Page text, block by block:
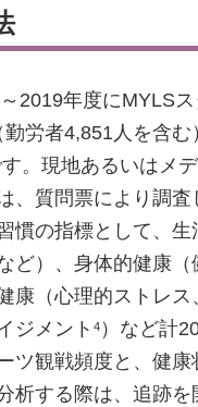
2019年度にMYLSス
勤労者4,851人を含む
。現地あるいはメ
、質問票により調査
慣の指標として、生
ど）、身体的健康（
康（心理的ストレス
ジメント 4 ）など計
ツ観戦頻度と、健康
析する際は、追跡を